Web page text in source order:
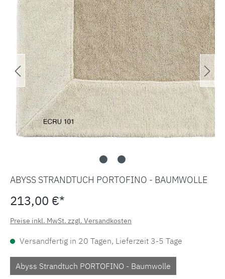
ABYSS STRANDTUCH PORTOFINO - BAUMWOLLE
213,00 €*
Preise inkl. MwSt. zzgl. Versandkosten
Versandfertig in 20 Tagen, Lieferzeit 3-5 Tage
Abyss Strandtuch PORTOFINO - Baumwolle